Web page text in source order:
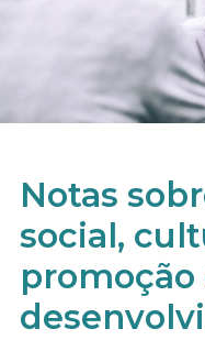
Notas
social,
promoção